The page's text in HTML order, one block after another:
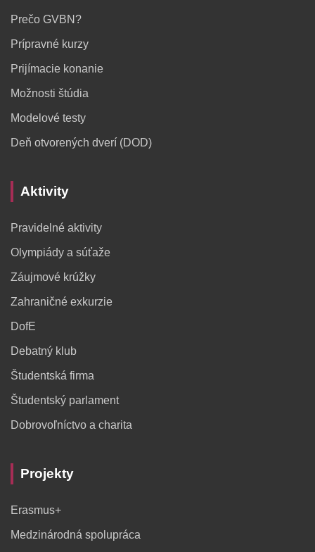
Prečo GVBN?
Prípravné kurzy
Prijímacie konanie
Možnosti štúdia
Modelové testy
Deň otvorených dverí (DOD)
Aktivity
Pravidelné aktivity
Olympiády a súťaže
Záujmové krúžky
Zahraničné exkurzie
DofE
Debatný klub
Študentská firma
Študentský parlament
Dobrovoľníctvo a charita
Projekty
Erasmus+
Medzinárodná spolupráca